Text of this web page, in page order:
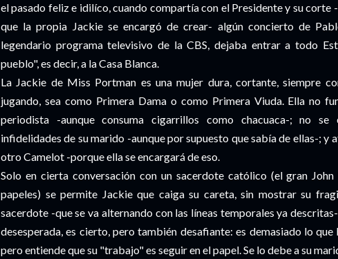
el pasado feliz e idilíco, cuando compartía con el Presidente y su corte
que la propia Jackie se encargó de crear- algún concierto de
legendario programa televisivo de la CBS, dejaba entrar a todo
pueblo", es decir, a la Casa Blanca.
La Jackie de Miss Portman es una mujer dura, cortante, siempre
jugando, sea como Primera Dama o como Primera Viuda. Ella no
periodista -aunque consuma cigarrillos como chacuaca-; no se
infidelidades de su marido -aunque por supuesto que sabía de ellas-; y
otro Camelot -porque ella se encargará de eso.
Solo en cierta conversación con un sacerdote católico (el gran
papeles) se permite Jackie que caiga su careta, sin mostrar su
sacerdote -que se va alternando con las líneas temporales ya
desesperada, es cierto, pero también desafiante: es demasiado lo que
pero entiende que su "trabajo" es seguir en el papel. Se lo debe a su